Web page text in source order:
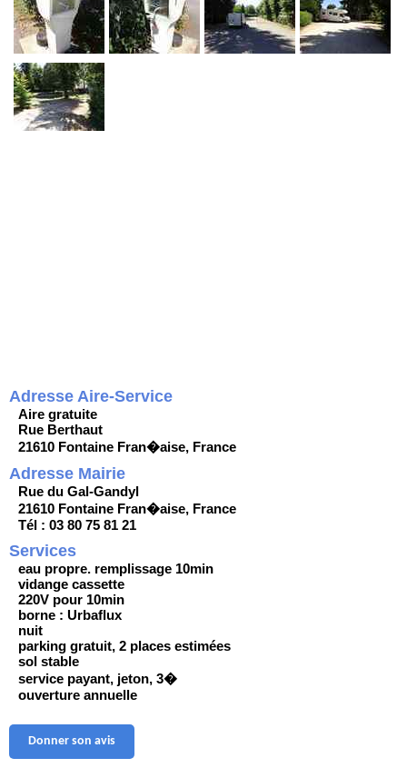
Adresse Aire-Service
Aire gratuite
Rue Berthaut
21610 Fontaine Fran�aise, France
Adresse Mairie
Rue du Gal-Gandyl
21610 Fontaine Fran�aise, France
Tél : 03 80 75 81 21
Services
eau propre. remplissage 10min
vidange cassette
220V pour 10min
borne : Urbaflux
nuit
parking gratuit, 2 places estimées
sol stable
service payant, jeton, 3�
ouverture annuelle
Donner son avis